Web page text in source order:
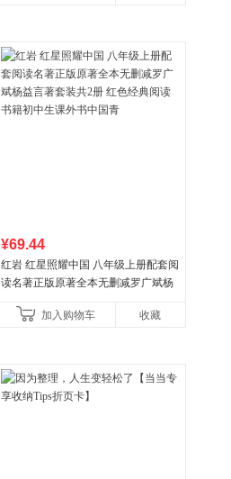
¥69.44
红岩 红星照耀中国 八年级上册配套阅
读名著正版原著全本无删减罗广斌杨
初中生课外书中国青
加入购物车 收藏